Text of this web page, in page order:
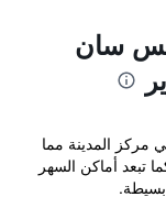
سان
ملائم في مركز المدينة مما
تبعد أماكن السهر